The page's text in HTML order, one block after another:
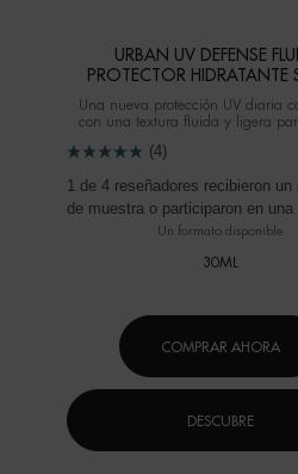
URBAN UV DEFENSE
PROTECTOR HIDRATANTE
Una nueva protección UV diaria
con una textura fluida y ligera
(4)
1 de 4 reseñadores recibieron un
de muestra o participaron en una
Un formato disponible
30ML
COMPRAR AHORA
DESCUBRE